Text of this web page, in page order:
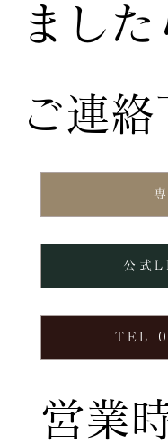
TEL
公式
まし
ご連
営業